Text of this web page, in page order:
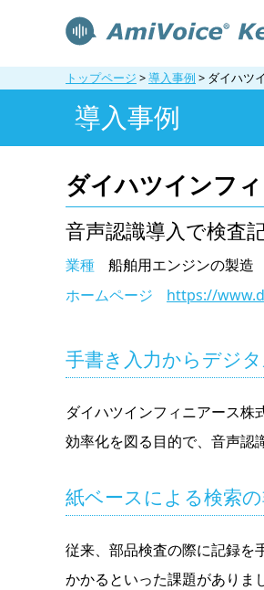
トップページ >導入事例 > ダイハツ
導入事例
ダイハツインフ
音声認識導入で検査
業種
船舶用エンジンの製造
ホームページ
https://
手書き入力からデジ
ダイハツインフィニアース株
効率化を図る目的で、音声認
紙ベースによる検索
従来、部品検査の際に記録を
かかるといった課題がありま